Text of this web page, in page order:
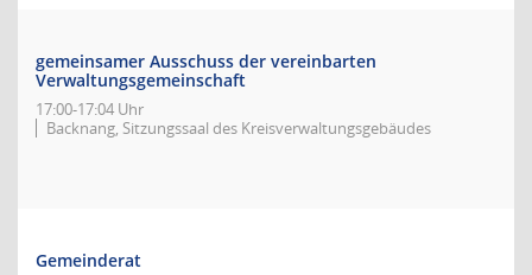
gemeinsamer Ausschuss der vereinbarten
Verwaltungsgemeinschaft
17:00-17:04 Uhr
Backnang, Sitzungssaal des Kreisverwaltungsgebäudes
Gemeinderat